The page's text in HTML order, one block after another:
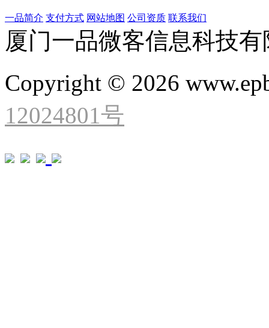
一品简介 支付方式 网站地图 公司资质 联系我们
厦门一品微客信息科技
Copyright © 2026
12024801号